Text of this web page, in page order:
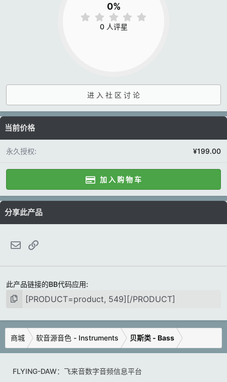
0%
0 人评星
进 入 社 区 讨 论
当前价格
永久授权 ¥199.00
加 入 购 物 车
分享此产品
邮件
此产品链接的BB代码应用
商城 软音源音色 - Instruments 贝斯类 - Bass
FLYING-DAW：飞来音数字音频信息平台